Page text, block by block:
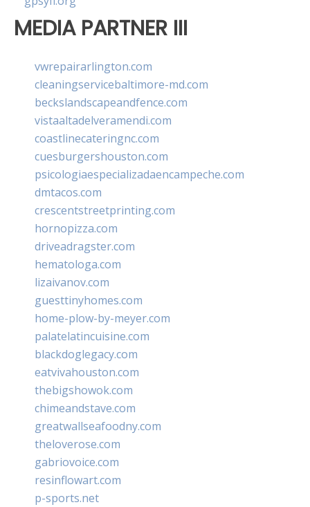
MEDIA PARTNER III
vwrepairarlington.com
cleaningservicebaltimore-md.com
beckslandscapeandfence.com
vistaaltadelveramendi.com
coastlinecateringnc.com
cuesburgershouston.com
psicologiaespecializadaencampeche.com
dmtacos.com
crescentstreetprinting.com
hornopizza.com
driveadragster.com
hematologa.com
lizaivanov.com
guesttinyhomes.com
home-plow-by-meyer.com
palatelatincuisine.com
blackdoglegacy.com
eatvivahouston.com
thebigshowok.com
chimeandstave.com
greatwallseafoodny.com
theloverose.com
gabriovoice.com
resinflowart.com
p-sports.net